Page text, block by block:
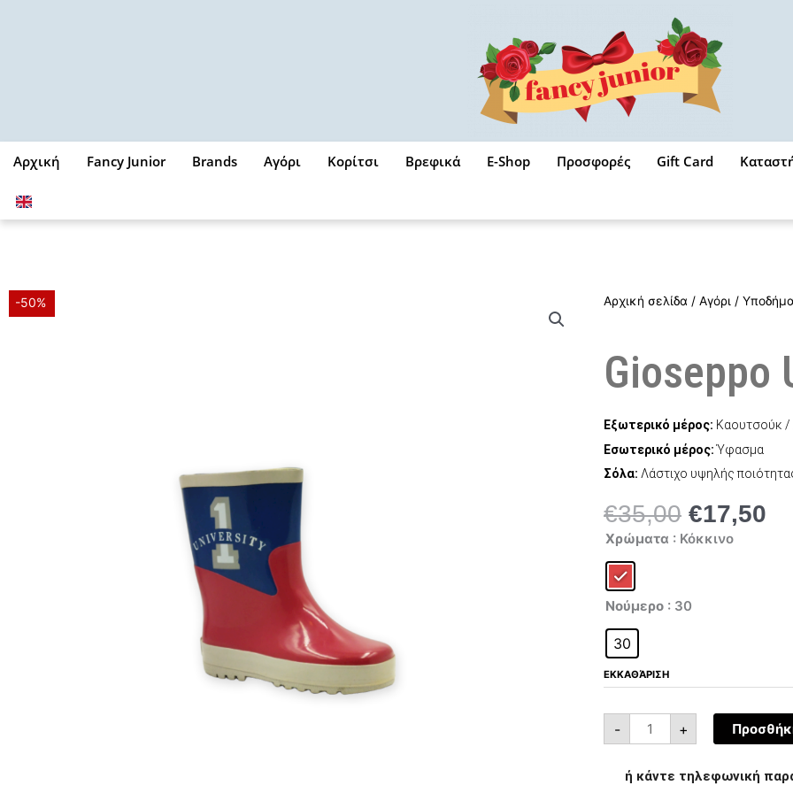
Αρχική Fancy Junior Brands Αγόρι Κορίτσι Βρεφικά E-Shop Προσφορές Gift Card
-50% Αρχική σελίδα / Αγόρι /
Gioseppo
Εξωτερικό μέρος: Καουτσούκ /
Εσωτερικό μέρος:Ύφασμα
Σόλα: Λάστιχο υψηλής
€35,00 Original
price
€17,50
Χρώματα : Κόκκινο
Νούμερο : 30
30
ΕΚΚΑΘΆΡΙΣΗ
-
Gioseppo
University-
1
+
ή κάντε τηλεφωνική